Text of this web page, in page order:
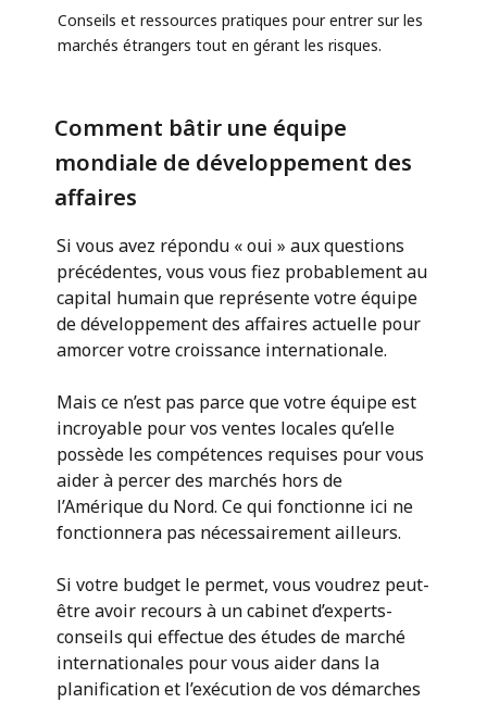
Conseils et ressources pratiques pour entrer sur les
marchés étrangers tout en gérant les risques.
Comment bâtir une équipe
mondiale de développement des
affaires
Si vous avez répondu « oui » aux questions
précédentes, vous vous fiez probablement au
capital humain que représente votre équipe
de développement des affaires actuelle pour
amorcer votre croissance internationale.
Mais ce n’est pas parce que votre équipe est
incroyable pour vos ventes locales qu’elle
possède les compétences requises pour vous
aider à percer des marchés hors de
l’Amérique du Nord. Ce qui fonctionne ici ne
fonctionnera pas nécessairement ailleurs.
Si votre budget le permet, vous voudrez peut-
être avoir recours à un cabinet d’experts-
conseils qui effectue des études de marché
internationales pour vous aider dans la
planification et l’exécution de vos démarches